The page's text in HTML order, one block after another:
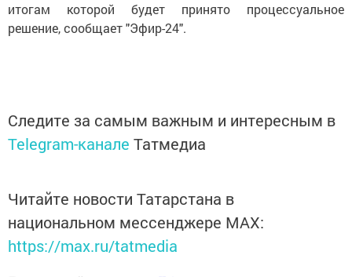
итогам которой будет принято процессуальное
решение, сообщает "Эфир-24".
Следите за самым важным и интересным в
Telegram-канале Татмедиа
Читайте новости Татарстана в
национальном мессенджере MАХ:
https://max.ru/tatmedia